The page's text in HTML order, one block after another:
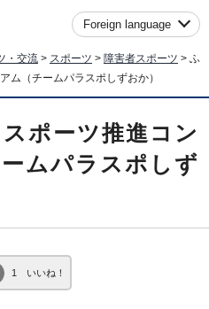
Foreign language
・交流 > スポーツ > 障害者スポーツ > ふ
ム（チームパラスポしずおか）
ポーツ推進コン
ムパラスポしず
1 いいね！